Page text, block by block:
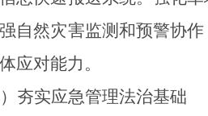
自然灾害监测和预警协
应对能力。
）夯实应急管理法治基础